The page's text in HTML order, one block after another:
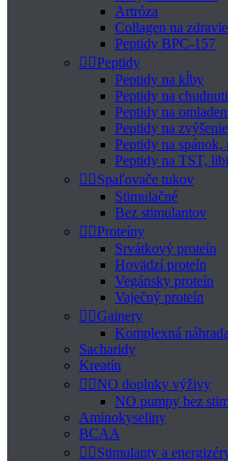
Artróza
Collagen na
Peptidy BPC-157
 Peptidy
Peptidy na kĺby
Peptidy na
Peptidy na
Peptidy na
Peptidy na spánok,
Peptidy na TST,
 Spaľovače tukov
Stimulačné
Bez stimulantov
 Proteíny
Srvátkový proteín
Hovädzí proteín
Vegánsky proteín
Vaječný proteín
 Gainery
Komplexná
Sacharidy
Kreatín
 NO doplnky výživy
NO pumpy bez
Aminokyseliny
BCAA
 Stimulanty a